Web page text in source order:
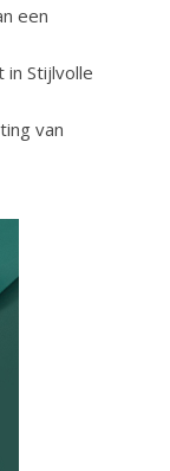
een
in Stijlvolle
van